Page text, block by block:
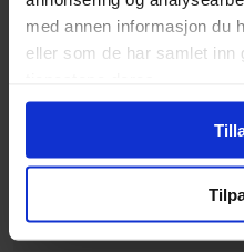
med annen informasjon du
eller som de har samlet inn
Subgenre
Aldersgruppe